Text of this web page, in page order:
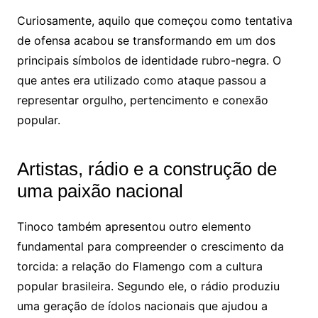
Curiosamente, aquilo que começou como tentativa
de ofensa acabou se transformando em um dos
principais símbolos de identidade rubro-negra. O
que antes era utilizado como ataque passou a
representar orgulho, pertencimento e conexão
popular.
Artistas, rádio e a construção de
uma paixão nacional
Tinoco também apresentou outro elemento
fundamental para compreender o crescimento da
torcida: a relação do Flamengo com a cultura
popular brasileira. Segundo ele, o rádio produziu
uma geração de ídolos nacionais que ajudou a